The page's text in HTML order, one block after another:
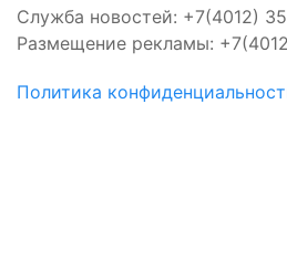
Служба новостей: +7(4012)
Размещение рекламы:
Политика